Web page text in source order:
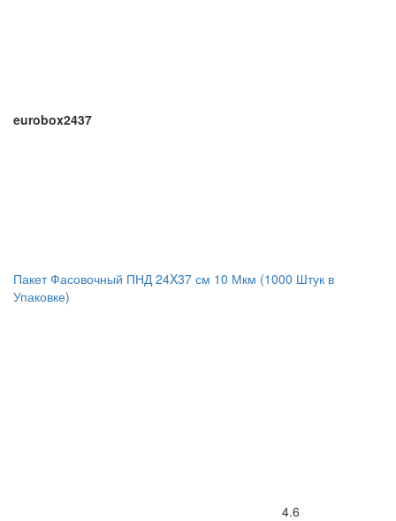
eurobox2437
Пакет Фасовочный ПНД 24X37 см 10 Мкм (1000 Штук в
Упаковке)
4.6